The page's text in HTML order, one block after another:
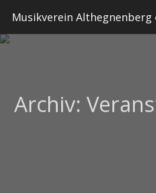
content
Musikverein Althegnenberg
Archiv: